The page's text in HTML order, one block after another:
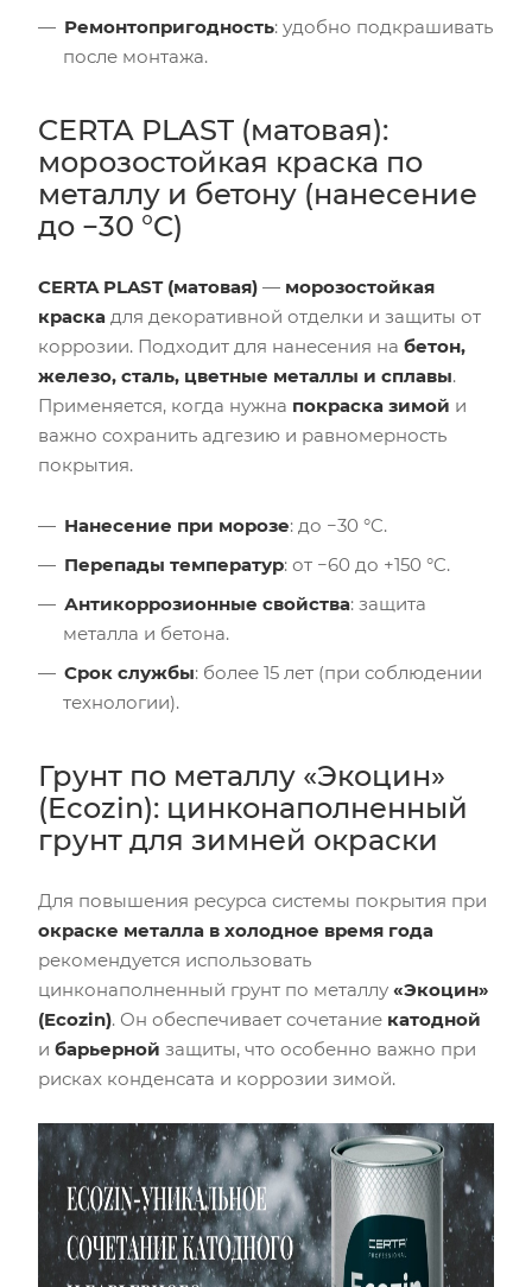
Ремонтопригодность: удобно подкрашивать
после монтажа.
CERTA PLAST (матовая):
морозостойкая краска по
металлу и бетону (нанесение
до −30 °C)
CERTA PLAST (матовая) — морозостойкая
краска для декоративной отделки и защиты от
коррозии. Подходит для нанесения на бетон,
железо, сталь, цветные металлы и сплавы.
Применяется, когда нужна покраска зимой и
важно сохранить адгезию и равномерность
покрытия.
Нанесение при морозе: до −30 °C.
Перепады температур: от −60 до +150 °C.
Антикоррозионные свойства: защита
металла и бетона.
Срок службы: более 15 лет (при соблюдении
технологии).
Грунт по металлу «Экоцин»
(Ecozin): цинконаполненный
грунт для зимней окраски
Для повышения ресурса системы покрытия при
окраске металла в холодное время года
рекомендуется использовать
цинконаполненный грунт по металлу «Экоцин»
(Ecozin). Он обеспечивает сочетание катодной
и барьерной защиты, что особенно важно при
рисках конденсата и коррозии зимой.